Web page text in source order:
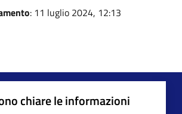
: 11 luglio 2024, 12:13
chiare le informazioni